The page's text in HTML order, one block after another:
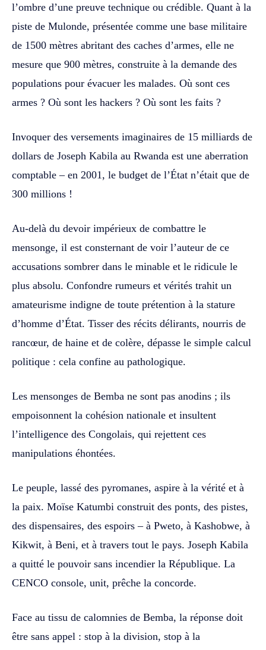
l’ombre d’une preuve technique ou crédible. Quant à la
piste de Mulonde, présentée comme une base militaire
de 1500 mètres abritant des caches d’armes, elle ne
mesure que 900 mètres, construite à la demande des
populations pour évacuer les malades. Où sont ces
armes ? Où sont les hackers ? Où sont les faits ?
Invoquer des versements imaginaires de 15 milliards de
dollars de Joseph Kabila au Rwanda est une aberration
comptable – en 2001, le budget de l’État n’était que de
300 millions !
Au-delà du devoir impérieux de combattre le
mensonge, il est consternant de voir l’auteur de ce
accusations sombrer dans le minable et le ridicule le
plus absolu. Confondre rumeurs et vérités trahit un
amateurisme indigne de toute prétention à la stature
d’homme d’État. Tisser des récits délirants, nourris de
rancœur, de haine et de colère, dépasse le simple calcul
politique : cela confine au pathologique.
Les mensonges de Bemba ne sont pas anodins ; ils
empoisonnent la cohésion nationale et insultent
l’intelligence des Congolais, qui rejettent ces
manipulations éhontées.
Le peuple, lassé des pyromanes, aspire à la vérité et à
la paix. Moïse Katumbi construit des ponts, des pistes,
des dispensaires, des espoirs – à Pweto, à Kashobwe, à
Kikwit, à Beni, et à travers tout le pays. Joseph Kabila
a quitté le pouvoir sans incendier la République. La
CENCO console, unit, prêche la concorde.
Face au tissu de calomnies de Bemba, la réponse doit
être sans appel : stop à la division, stop à la